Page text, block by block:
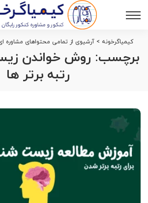
کیمیاگرخونه > آرشیوی از تمامی محتواهای مشاوره ای
برچسب: روش خواندن
رتبه برتر ها